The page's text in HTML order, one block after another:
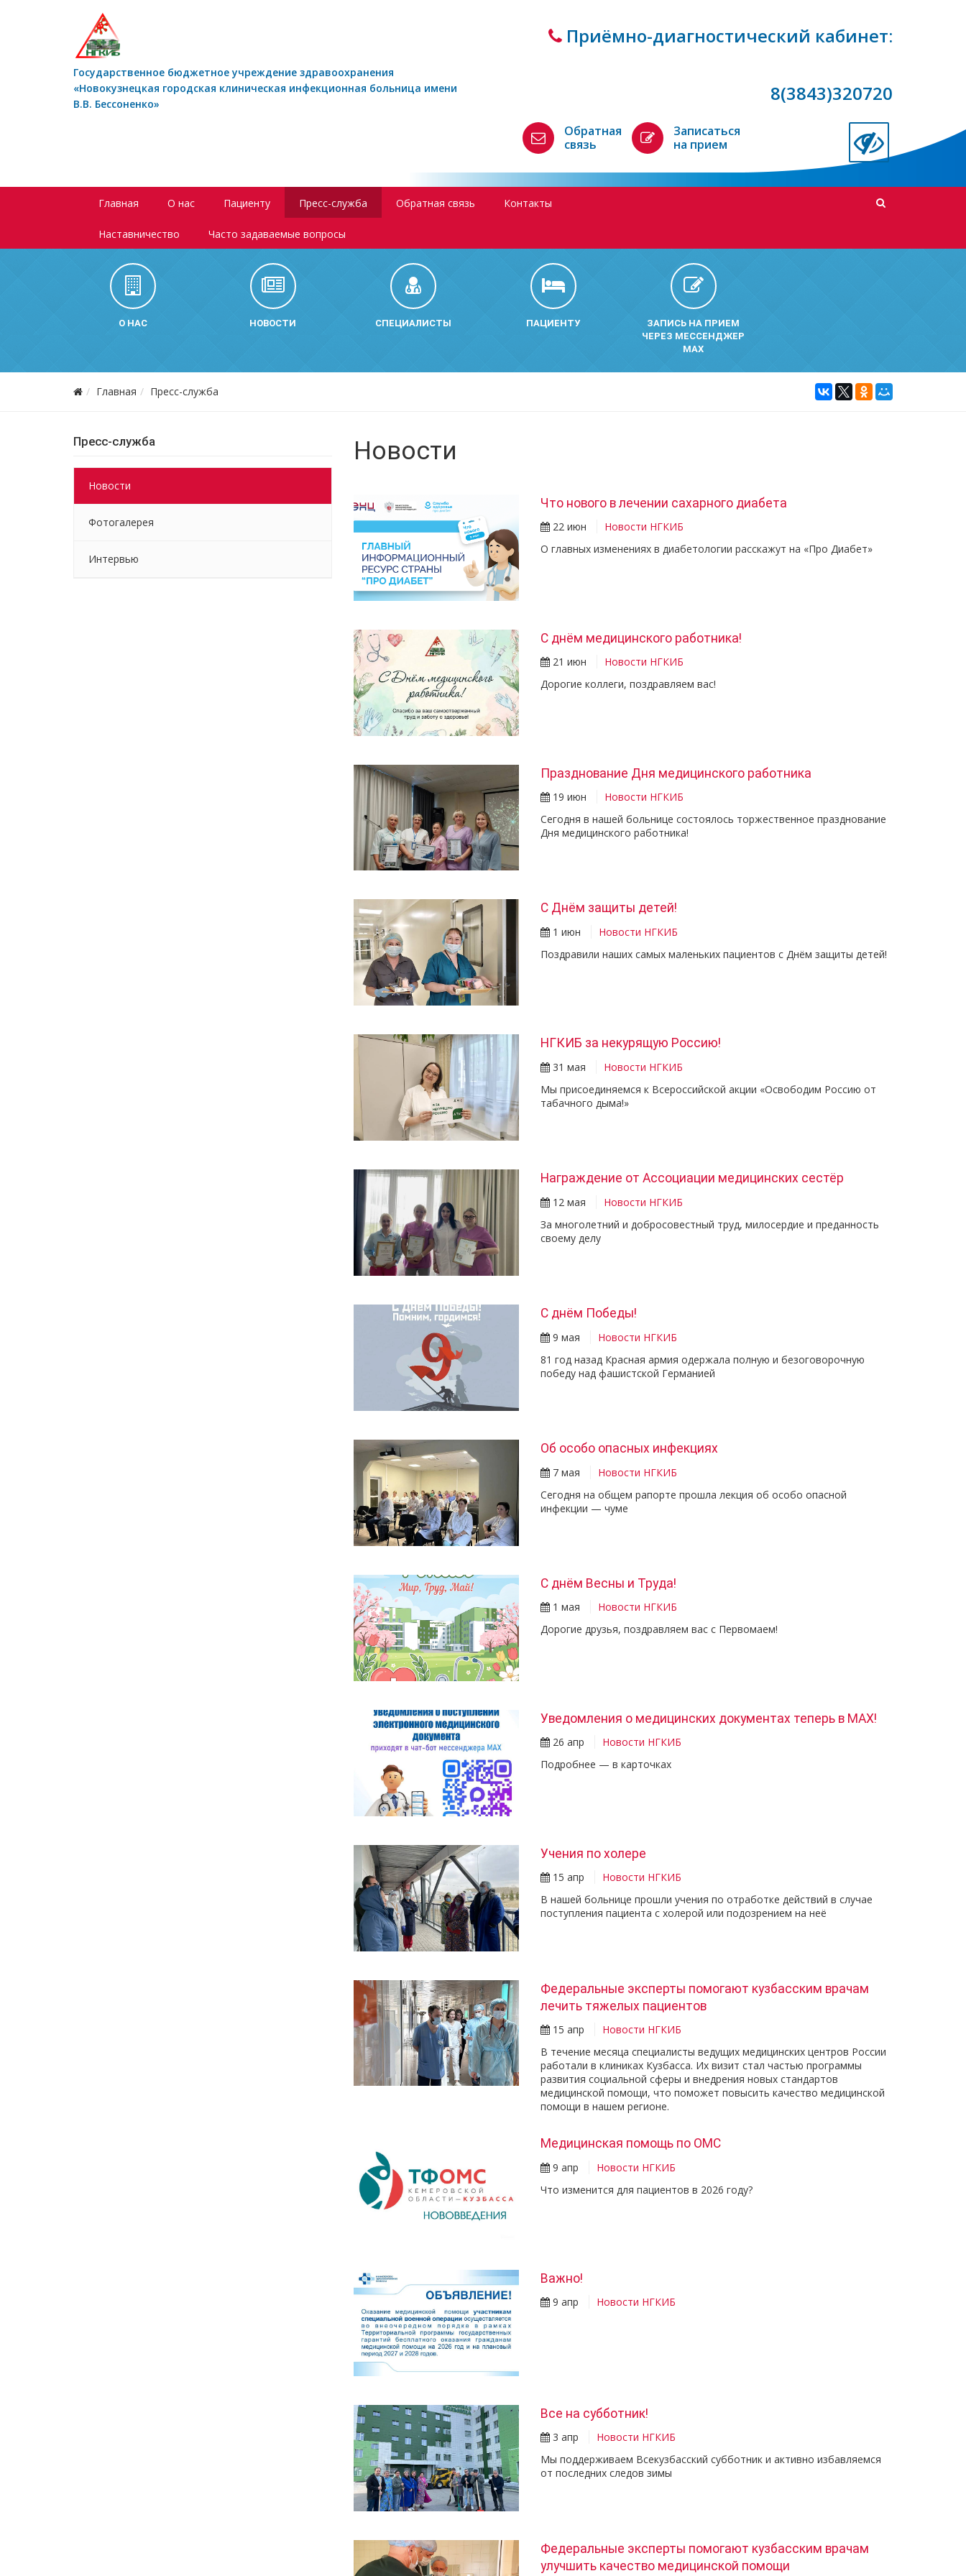
Государственное бюджетное учреждение здравоохранения
«Новокузнецкая городская клиническая инфекционная больница имени
В.В. Бессоненко»
Приёмно-диагностический кабинет:
8(3843)320720
Обратная
связь
Записаться
на прием
Главная О нас Пациенту Пресс-служба Обратная связь Контакты
Наставничество Часто задаваемые вопросы
О НАС НОВОСТИ СПЕЦИАЛИСТЫ ПАЦИЕНТУ
ЗАПИСЬ НА ПРИЕМ
ЧЕРЕЗ МЕССЕНДЖЕР
MAX
Главная Пресс-служба
Пресс-служба
Новости
Фотогалерея
Интервью
Новости
Что нового в лечении сахарного диабета
22 июн
Новости НГКИБ
О главных изменениях в диабетологии расскажут на «Про Диабет»
С днём медицинского работника!
21 июн
Новости НГКИБ
Дорогие коллеги, поздравляем вас!
Празднование Дня медицинского работника
19 июн
Новости НГКИБ
Сегодня в нашей больнице состоялось торжественное празднование
Дня медицинского работника!
С Днём защиты детей!
1 июн
Новости НГКИБ
Поздравили наших самых маленьких пациентов с Днём защиты детей!
НГКИБ за некурящую Россию!
31 мая
Новости НГКИБ
Мы присоединяемся к Всероссийской акции «Освободим Россию от
табачного дыма!»
Награждение от Ассоциации медицинских сестёр
12 мая
Новости НГКИБ
За многолетний и добросовестный труд, милосердие и преданность
своему делу
С днём Победы!
9 мая
Новости НГКИБ
81 год назад Красная армия одержала полную и безоговорочную
победу над фашистской Германией
Об особо опасных инфекциях
7 мая
Новости НГКИБ
Сегодня на общем рапорте прошла лекция об особо опасной
инфекции — чуме
С днём Весны и Труда!
1 мая
Новости НГКИБ
Дорогие друзья, поздравляем вас с Первомаем!
Уведомления о медицинских документах теперь в МАХ!
26 апр
Новости НГКИБ
Подробнее — в карточках
Учения по холере
15 апр
Новости НГКИБ
В нашей больнице прошли учения по отработке действий в случае
поступления пациента с холерой или подозрением на неё
Федеральные эксперты помогают кузбасским врачам
лечить тяжелых пациентов
15 апр
Новости НГКИБ
В течение месяца специалисты ведущих медицинских центров России
работали в клиниках Кузбасса. Их визит стал частью программы
развития социальной сферы и внедрения новых стандартов
медицинской помощи, что поможет повысить качество медицинской
помощи в нашем регионе.
Медицинская помощь по ОМС
9 апр
Новости НГКИБ
Что изменится для пациентов в 2026 году?
Важно!
9 апр Новости НГКИБ
Все на субботник!
3 апр
Новости НГКИБ
Мы поддерживаем Всекузбасский субботник и активно избавляемся
от последних следов зимы
Федеральные эксперты помогают кузбасским врачам
улучшить качество медицинской помощи